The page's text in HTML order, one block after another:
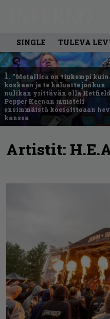
SINGLE TULEVA
1. ”Metallica on tiukempi kuin
koskaan ja te haluatte jonkun
nulikan yrittävän olla
Pepper Keenan muisteli
ensimmäistä koesoittoaan
kanssa
Artistit: